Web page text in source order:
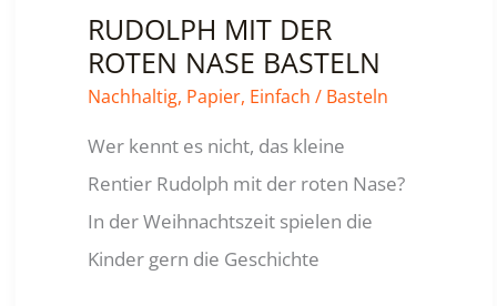
RUDOLPH MIT DER
ROTEN NASE BASTELN
Nachhaltig, Papier, Einfach / Basteln
Wer kennt es nicht, das kleine
Rentier Rudolph mit der roten Nase?
In der Weihnachtszeit spielen die
Kinder gern die Geschichte